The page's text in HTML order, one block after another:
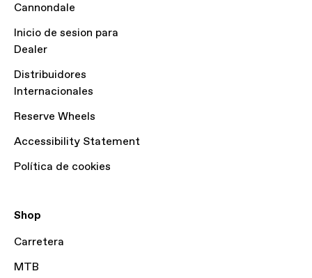
Cannondale
Inicio de sesion para
Dealer
Distribuidores
Internacionales
Reserve Wheels
Accessibility Statement
Política de cookies
Shop
Carretera
MTB